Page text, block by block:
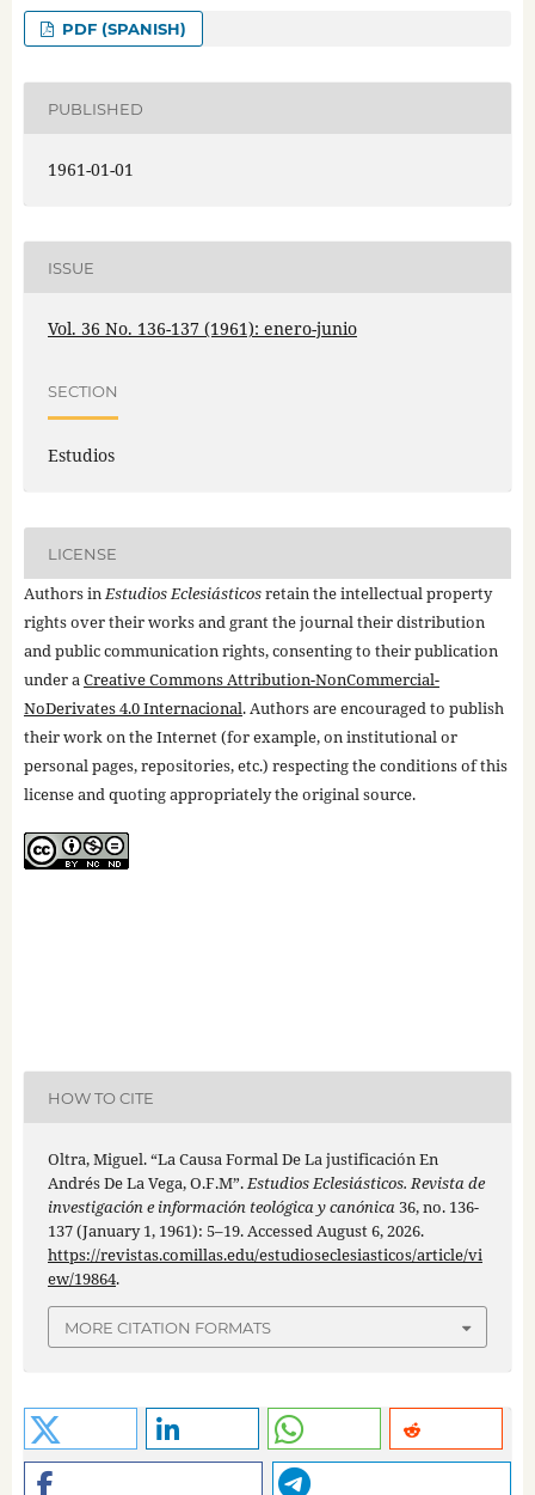
PDF (SPANISH)
PUBLISHED
1961-01-01
ISSUE
Vol. 36 No. 136-137 (1961): enero-junio
SECTION
Estudios
LICENSE
Authors inEstudios Eclesiásticosretain the intellectual property
rights over their works and grant the journal their distribution
and public communication rights, consenting to their publication
under aCreative Commons Attribution-NonCommercial-
NoDerivates 4.0 Internacional. Authors are encouraged to publish
their work on the Internet (for example, on institutional or
personal pages, repositories, etc.) respecting the conditions of this
license and quoting appropriately the original source.
HOW TO CITE
Oltra, Miguel. “La Causa Formal De La justificación En
Andrés De La Vega, O.F.M”.Estudios Eclesiásticos. Revista de
investigación e información teológica y canónica36, no. 136-
137 (January 1, 1961): 5–19. Accessed August 6, 2026.
https://revistas.comillas.edu/estudioseclesiasticos/article/vi
ew/19864.
MORE CITATION FORMATS